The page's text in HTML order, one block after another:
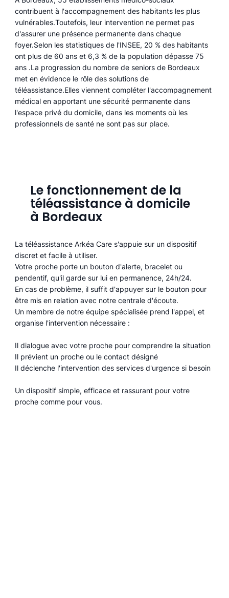
contribuent à l'accompagnement des habitants les plus
vulnérables.Toutefois, leur intervention ne permet pas
d'assurer une présence permanente dans chaque
foyer.Selon les statistiques de l'INSEE, 20 % des habitants
ont plus de 60 ans et 6,3 % de la population dépasse 75
ans .La progression du nombre de seniors de Bordeaux
met en évidence le rôle des solutions de
téléassistance.Elles viennent compléter l'accompagnement
médical en apportant une sécurité permanente dans
l'espace privé du domicile, dans les moments où les
professionnels de santé ne sont pas sur place.
Le fonctionnement de la
téléassistance à domicile
à Bordeaux
La téléassistance Arkéa Care s'appuie sur un dispositif
discret et facile à utiliser.
Votre proche porte un bouton d'alerte, bracelet ou
pendentif, qu'il garde sur lui en permanence, 24h/24.
En cas de problème, il suffit d'appuyer sur le bouton pour
être mis en relation avec notre centrale d'écoute.
Un membre de notre équipe spécialisée prend l'appel, et
organise l'intervention nécessaire :
Il dialogue avec votre proche pour comprendre la situation
Il prévient un proche ou le contact désigné
Il déclenche l'intervention des services d'urgence si besoin
Un dispositif simple, efficace et rassurant pour votre
proche comme pour vous.